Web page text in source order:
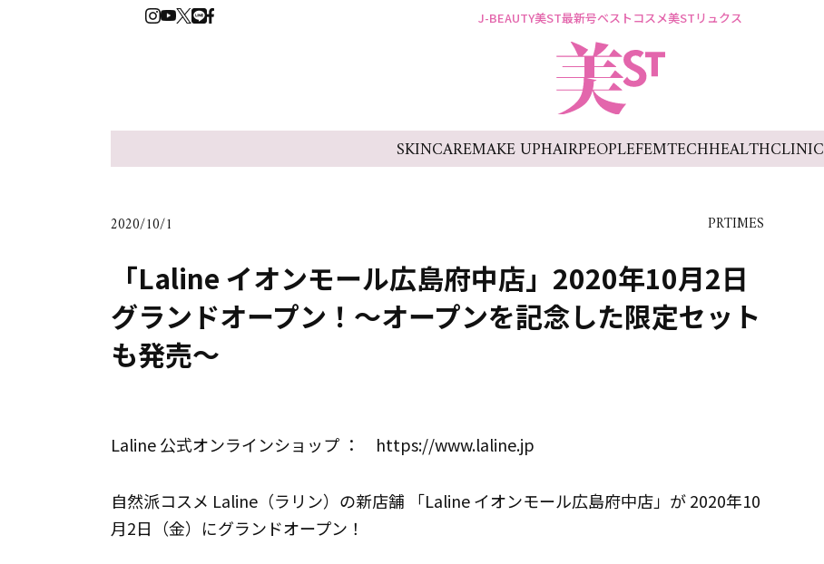
J-BEAUTY美ST最新号ベストコスメ美STリュクス
SKINCAREMAKE UPHAIRPEOPLEFEMTECHHEALTHCLINIC
2020/10/1 PRTIMES
「Laline イオンモール広島府中店」2020年10月2日
グランドオープン！～オープンを記念した限定セット
も発売～
Laline 公式オンラインショップ ： https://www.laline.jp
自然派コスメ Laline（ラリン）の新店舗 「Laline イオンモール広島府中店」が 2020年10
月2日（金）にグランドオープン！